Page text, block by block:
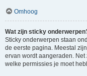
Omhoog
Wat zijn sticky
Sticky onderwerpen staan
de eerste pagina. Meestal
ervan wordt aangeraden.
welke permissies je moet